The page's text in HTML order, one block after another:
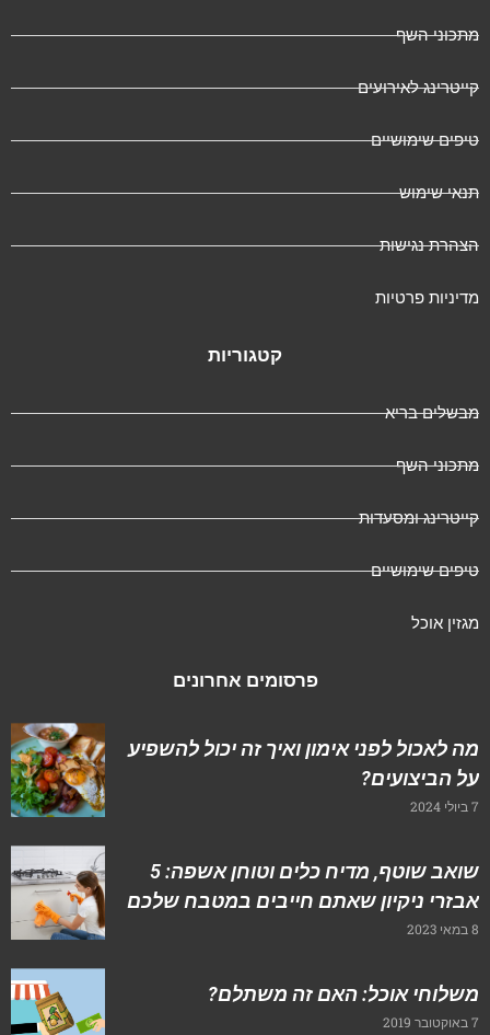
השף
לאירועים
שימושיים
שימוש
נגישות
פרטיות
קטגוריות
בריא
השף
ומסעדות
שימושיים
אוכל
פרסומים אחרונים
לאכול לפני אימון ואיך זה יכול להשפיע
הביצועים?
שואב שוטף, מדיח כלים וטוחן אשפה: 5
ניקיון שאתם חייבים במטבח שלכם
אוכל: האם זה משתלם?